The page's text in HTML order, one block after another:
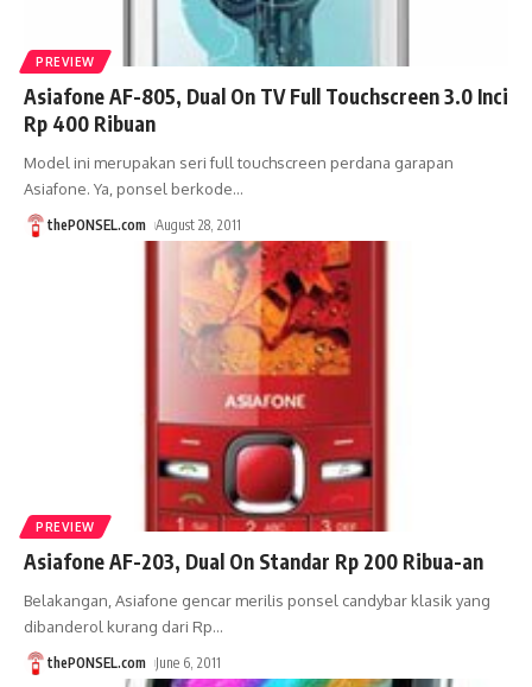
PREVIEW
Asiafone AF-805, Dual On TV Full Touchscreen 3.0 Inci
Rp 400 Ribuan
Model ini merupakan seri full touchscreen perdana garapan
Asiafone. Ya, ponsel berkode…
thePONSEL.com August 28, 2011
PREVIEW
Asiafone AF-203, Dual On Standar Rp 200 Ribua-an
Belakangan, Asiafone gencar merilis ponsel candybar klasik yang
dibanderol kurang dari Rp…
thePONSEL.com June 6, 2011